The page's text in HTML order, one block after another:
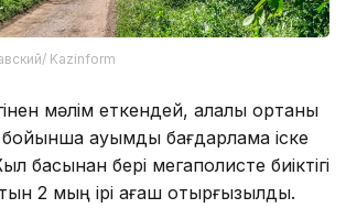
Kazinform
мәлім еткендей, қалалық ортаны
ауқымды бағдарлама іске
басынан бері мегаполисте биіктігі
2 мың ірі ағаш отырғызылды.